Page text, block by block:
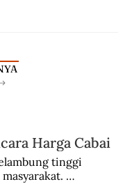
Harga Cabai
tinggi